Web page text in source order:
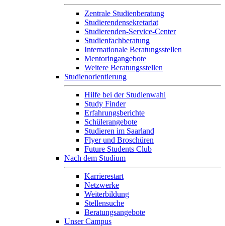
Zentrale Studienberatung
Studierendensekretariat
Studierenden-Service-Center
Studienfachberatung
Internationale Beratungsstellen
Mentoringangebote
Weitere Beratungsstellen
Studienorientierung
Hilfe bei der Studienwahl
Study Finder
Erfahrungsberichte
Schülerangebote
Studieren im Saarland
Flyer und Broschüren
Future Students Club
Nach dem Studium
Karrierestart
Netzwerke
Weiterbildung
Stellensuche
Beratungsangebote
Unser Campus